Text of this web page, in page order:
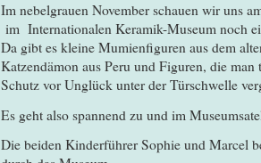
Im nebelgrauen November schauen wir uns
im Internationalen Keramik-Museum noch
Da gibt es kleine Mumienfiguren aus dem
Katzendämon aus Peru und Figuren, die
Schutz vor Unglück unter der Türschwelle
Es geht also spannend zu und im
Die beiden Kinderführer Sophie und Marcel